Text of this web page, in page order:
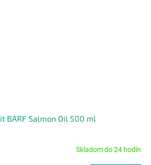
BARF Salmon Oil 500 ml
Skladom do 24 hodín